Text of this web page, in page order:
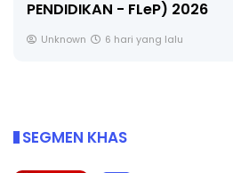
🔴 [LIVE] MATEMATIK SR,
CIKGU ANITA #ALLINONE
SEGMEN KHAS